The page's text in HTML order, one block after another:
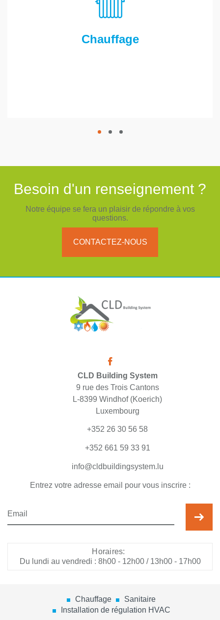
Chauffage
Besoin d'un renseignement ?
Notre équipe se fera un plaisir de répondre à vos
questions.
CONTACTEZ-NOUS
CLD Building System
9 rue des Trois Cantons
L-8399 Windhof (Koerich)
Luxembourg
+352 26 30 56 58
+352 661 59 33 91
info@cldbuildingsystem.lu
Entrez votre adresse email pour vous inscrire :
Horaires:
Du lundi au vendredi : 8h00 - 12h00 / 13h00 - 17h00
Chauffage
Sanitaire
Installation de régulation HVAC